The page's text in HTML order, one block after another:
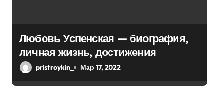
Любовь Успенская — биография,
личная жизнь, достижения
pristroykin_ Мар 17, 2022